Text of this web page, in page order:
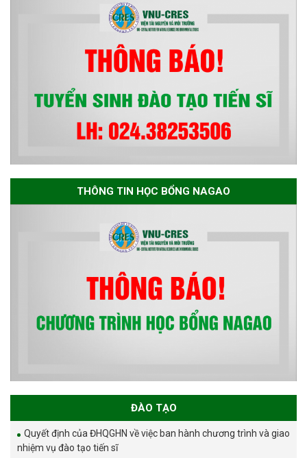
ĐỘNG HẠNG BA
THÔNG TIN HỌC BỔNG NAGAO
ĐÀO TẠO
Quyết định của ĐHQGHN về việc ban hành chương trình và giao
nhiệm vụ đào tạo tiến sĩ